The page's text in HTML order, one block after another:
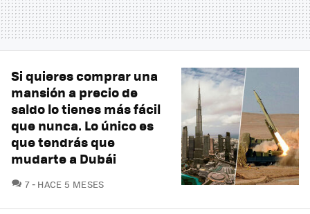
Si quieres comprar una
mansión a precio de
saldo lo tienes más fácil
que nunca. Lo único es
que tendrás que
mudarte a Dubái
7COMENTARIOS
HACE 5 MESES